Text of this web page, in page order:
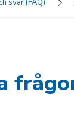
svar (FAQ)